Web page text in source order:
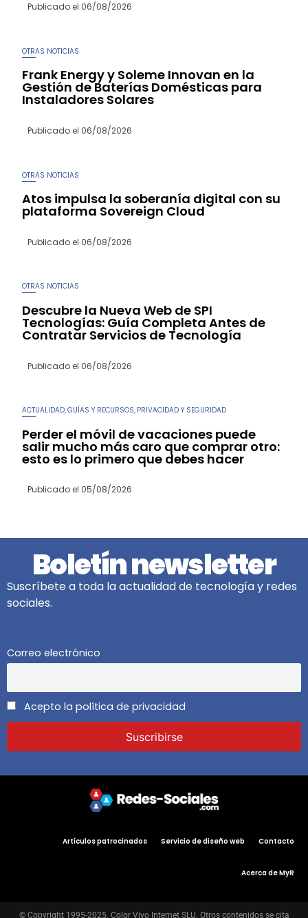
Publicado el 06/08/2026
OTRAS NOTICIAS
Frank Energy y Soleme Innovan en la
Gestión de Baterías Domésticas para
Instaladores Solares
Publicado el 06/08/2026
OTRAS NOTICIAS
Atos impulsa la soberanía digital con su
plataforma Sovereign Cloud
Publicado el 06/08/2026
OTRAS NOTICIAS
Descubre la Nueva Web de SPI
Tecnologías: Guía Completa Antes de
Contratar Servicios de Tecnología
Publicado el 06/08/2026
ACTUALIDAD,GUÍAS Y RECURSOS, PRIVACIDAD Y SEGURIDAD
Perder el móvil de vacaciones puede
salir mucho más caro que comprar otro:
esto es lo primero que debes hacer
Publicado el 05/08/2026
Boletín newsletter
Suscríbete a toda la actualidad de tecnología y redes
sociales.
Correo electrónico
Acepto la política de privacidad
Artículos patrocinados Servicio de diseño web Contacto
Acerca de MyR
© Copyright 1995-2025. Color Vivo Internet SLU. Otros contenidos se cita